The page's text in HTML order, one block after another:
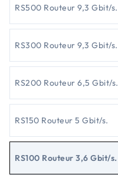
RS500 Routeur 9,3 Gbit/s.
RS300 Routeur 9,3 Gbit/s.
RS200 Routeur 6,5 Gbit/s.
RS150 Routeur 5 Gbit/s.
RS100 Routeur 3,6 Gbit/s.